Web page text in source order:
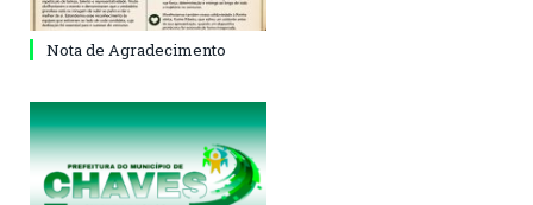
Nota de Agradecimento